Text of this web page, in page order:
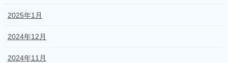
2025年1月
2024年12月
2024年11月